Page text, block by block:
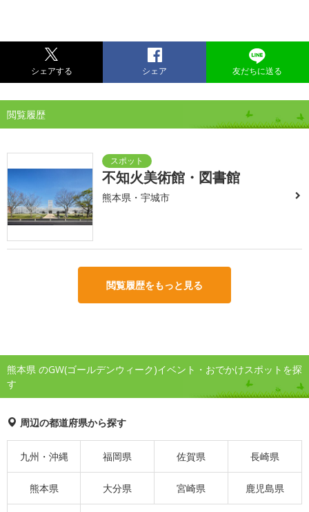
シェアする シェア 友だちに送る
閲覧履歴
不知火美術館・図書館
熊本県・宇城市
閲覧履歴をもっと見る
熊本県 のGW(ゴールデンウィーク)イベント・おでかけスポットを探
す
周辺の都道府県から探す
九州・沖縄 福岡県 佐賀県 長崎県
熊本県 大分県 宮崎県 鹿児島県